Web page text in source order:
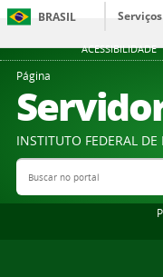
ACESSIBILIDADE
BRASIL
Serviços
Página
INSTITUTO FEDERAL
Buscar no portal